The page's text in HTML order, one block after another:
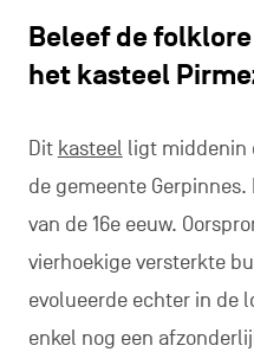
Beleef de
het kasteel
Dit kasteel ligt middenin
de gemeente
van de 16e eeuw.
vierhoekige versterkte
evolueerde echter in de
enkel nog een